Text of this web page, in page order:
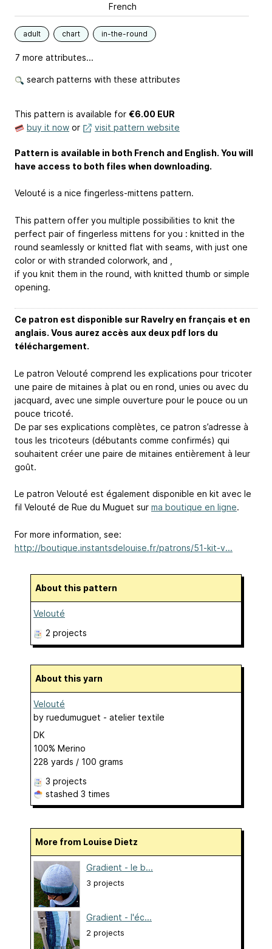
French
adult chart in-the-round
7 more attributes...
search patterns with these attributes
This pattern is available for €6.00 EUR
buy it now or visit pattern website
Pattern is available in both French and English. You will
have access to both files when downloading.
Velouté is a nice fingerless-mittens pattern.
This pattern offer you multiple possibilities to knit the
perfect pair of fingerless mittens for you : knitted in the
round seamlessly or knitted flat with seams, with just one
color or with stranded colorwork, and ,
if you knit them in the round, with knitted thumb or simple
opening.
Ce patron est disponible sur Ravelry en français et en
anglais. Vous aurez accès aux deux pdf lors du
téléchargement.
Le patron Velouté comprend les explications pour tricoter
une paire de mitaines à plat ou en rond, unies ou avec du
jacquard, avec une simple ouverture pour le pouce ou un
pouce tricoté.
De par ses explications complètes, ce patron s’adresse à
tous les tricoteurs (débutants comme confirmés) qui
souhaitent créer une paire de mitaines entièrement à leur
goût.
Le patron Velouté est également disponible en kit avec le
fil Velouté de Rue du Muguet sur ma boutique en ligne.
For more information, see:
http://boutique.instantsdelouise.fr/patrons/51-kit-v...
About this pattern
Velouté
2 projects
About this yarn
Velouté
by ruedumuguet - atelier textile
DK
100% Merino
228 yards / 100 grams
3 projects
stashed 3 times
More from Louise Dietz
Gradient - le b...
3 projects
Gradient - l'éc...
2 projects